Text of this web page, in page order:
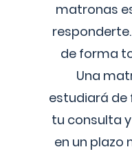
matronas
de forma
Una
estudiará de
tu consulta
en un plazo